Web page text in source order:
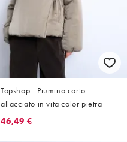
Topshop - Piumino corto
allacciato in vita color pietra
46,49 €